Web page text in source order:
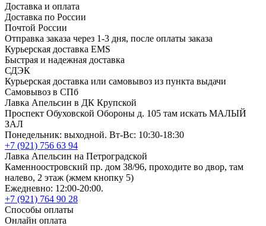
Доставка и оплата
Доставка по России
Почтой России
Отправка заказа через 1-3 дня, после оплаты заказа
Курьерская доставка EMS
Быстрая и надежная доставка
СДЭК
Курьерская доставка или самовывоз из пункта выдачи
Самовывоз в СПб
Лавка Апельсин в ДК Крупской
Проспект Обуховской Обороны д. 105 там искать МАЛЫЙ
ЗАЛ
Понедельник: выходной. Вт-Вс: 10:30-18:30
+7 (921) 756 63 94
Лавка Апельсин на Петроградской
Каменноостровский пр. дом 38/96, проходите во двор, там
налево, 2 этаж (жмем кнопку 5)
Ежедневно: 12:00-20:00.
+7 (921) 764 90 28
Способы оплаты
Онлайн оплата